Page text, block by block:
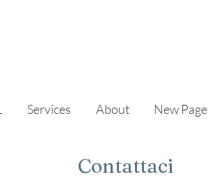
Services About New Page
Contattaci